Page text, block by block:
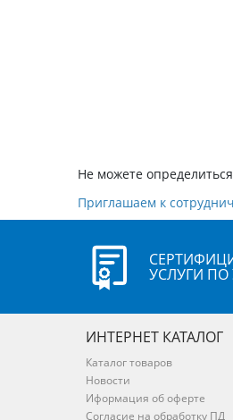
Не можете
Приглашаем к
УСЛУГИ ПО
ИНТЕРНЕТ КАТАЛОГ
Каталог товаров
Новости
Иформация об оферте
Согласие на обработку ПД